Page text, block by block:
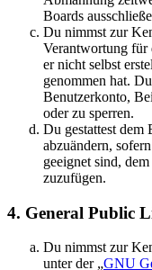
Boards
Du nimmst zur
Verantwortung für
er nicht selbst
genommen hat.
Benutzerkonto,
oder zu sperren.
Du gestattest dem
abzuändern,
geeignet sind,
zuzufügen.
4. General Public
Du nimmst zur
unter der „GNU